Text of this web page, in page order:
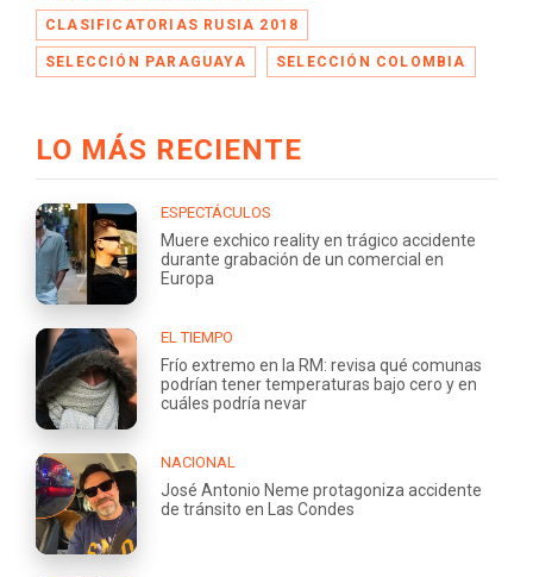
CLASIFICATORIAS RUSIA 2018
SELECCIÓN PARAGUAYA SELECCIÓN COLOMBIA
LO MÁS RECIENTE
ESPECTÁCULOS
Muere exchico reality en trágico accidente
durante grabación de un comercial en
Europa
EL TIEMPO
Frío extremo en la RM: revisa qué comunas
podrían tener temperaturas bajo cero y en
cuáles podría nevar
NACIONAL
José Antonio Neme protagoniza accidente
de tránsito en Las Condes